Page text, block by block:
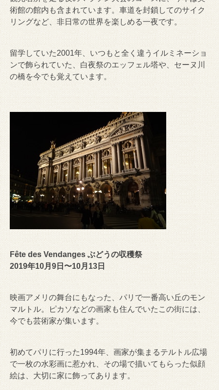
術館の館内も含まれています。車道を封鎖してのサイク
リングなど、非日常の世界を楽しめる一夜です。
留学していた2001年、いつもと全く違うイルミネーショ
ンで飾られていた、白夜祭のエッフェル塔や、セーヌ川
の橋を今でも覚えています。
Fête des Vendanges ぶどうの収穫祭
2019年10月9日〜10月13日
映画アメリの舞台にもなった、パリで一番高い丘のモン
マルトル。ピカソなどの画家も住んでいたこの街には、
今でも芸術家が集います。
初めてパリに行った1994年、画家が集まるテルトル広場
で一枚の水彩画に惹かれ、その場で描いてもらった似顔
絵は、大切に家に飾ってあります。